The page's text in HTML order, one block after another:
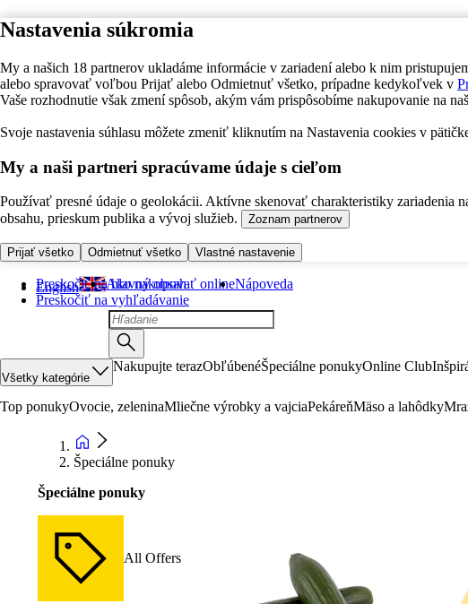
Nastavenia súkromia
My a našich 18 partnerov ukladáme informácie v zariadení alebo k nim
alebo spravovať voľbou Prijať alebo Odmietnuť všetko, prípadne kedykoľvek v
Vaše rozhodnutie však zmení spôsob, akým vám prispôsobíme nakupovanie na
Svoje nastavenia súhlasu môžete zmeniť kliknutím na Nastavenia cookies v
My a naši partneri spracúvame údaje s cieľom
Používať presné údaje o geolokácii. Aktívne skenovať charakteristiky zariadenia
obsahu, prieskum publika a vývoj služieb.
Zoznam partnerov
Prijať všetko Odmietnuť všetko Vlastné nastavenie
Preskočiť na hlavný obsah
Preskočiť na vyhľadávanie
English Ako nakupovať onlineNápoveda
Všetky kategórie
Nakupujte terazObľúbenéŠpeciálne ponukyOnline Club
Top ponukyOvocie, zeleninaMliečne výrobky a vajciaPekáreňMäso a lahôdky
Špeciálne ponuky
Špeciálne ponuky
All Offers